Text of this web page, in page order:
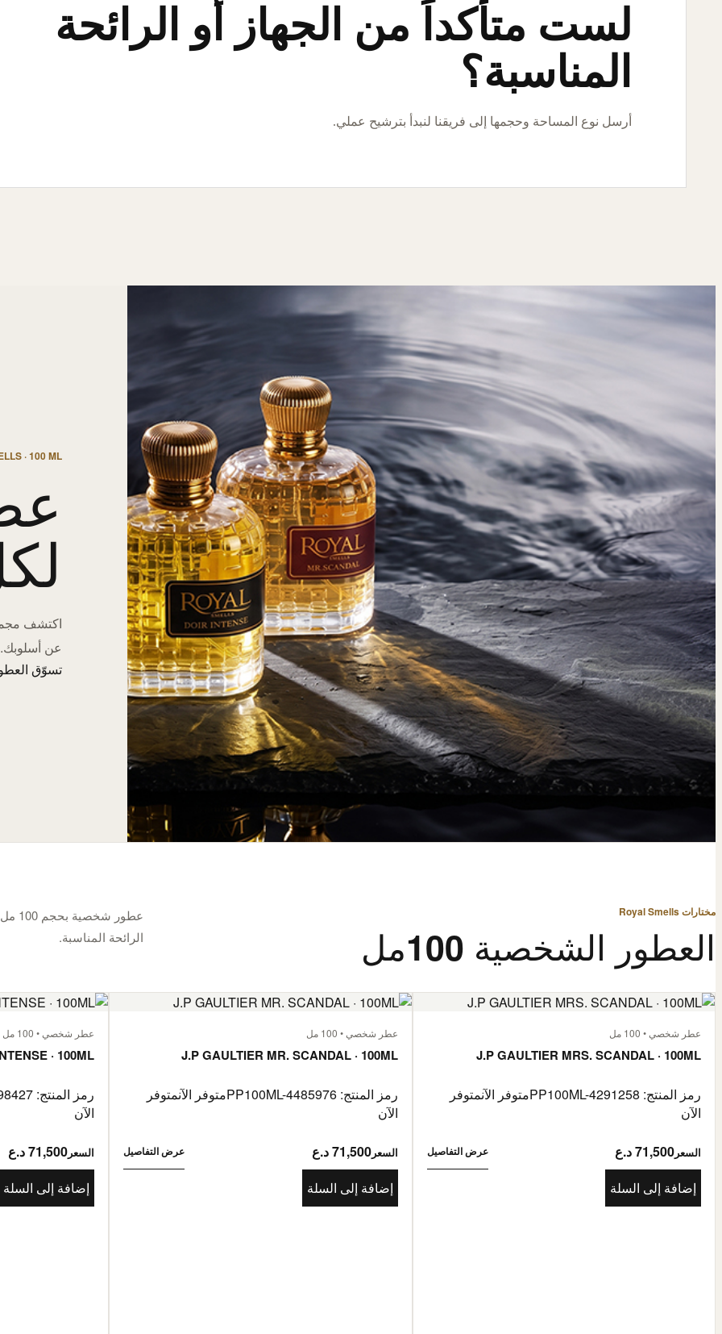
لست متأكداً من الجهاز أو الرائحة
المناسبة؟
أرسل نوع المساحة وحجمها إلى فريقنا لنبدأ بترشيح عملي.
· 100 ML
عن أسلوبك.
تسوّق العطور
مختارات Royal Smells
العطور الشخصية 100مل
الرائحة المناسبة.
عطر شخصي • 100 مل
J.P GAULTIER MRS. SCANDAL · 100ML
رمز المنتج: PP100ML-4291258 متوفر الآنمتوفر
الآن
السعر 71,500 د.ع عرض التفاصيل
إضافة إلى السلة
عطر شخصي • 100 مل
J.P GAULTIER MR. SCANDAL · 100ML
رمز المنتج: PP100ML-4485976 متوفر الآنمتوفر
الآن
السعر71,500 د.ع عرض التفاصيل
إضافة إلى السلة
عطر شخصي • 100 مل
· 100ML
رمز المنتج: PP100ML-4198427
الآن
السعر 71,500 د.ع
إضافة إلى السلة